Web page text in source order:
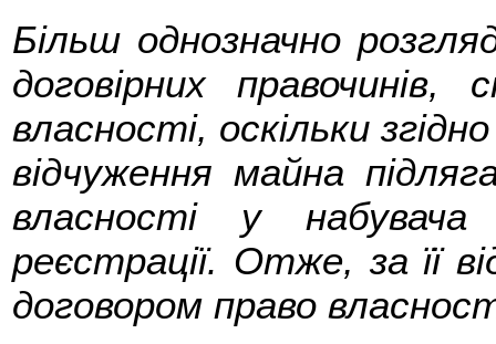
Більш однозначно
договірних правочинів,
власності, оскільки
відчуження майна
власності у
реєстрації. Отже, за її
договором право